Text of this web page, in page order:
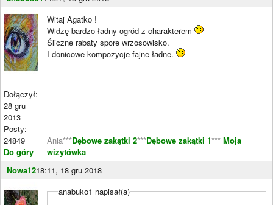
Dołączył:
28 gru
2013
Posty:
24849
Do góry
Witaj Agatko !
Widzę bardzo ładny ogród z charakterem
Śliczne rabaty spore wrzosowisko.
I donicowe kompozycje fajne ładne.
Ania***Dębowe zakątki 2***Dębowe zakątki 1*** Moja
wizytówka
Nowa1218:11, 18 gru 2018
anabuko1 napisał(a)